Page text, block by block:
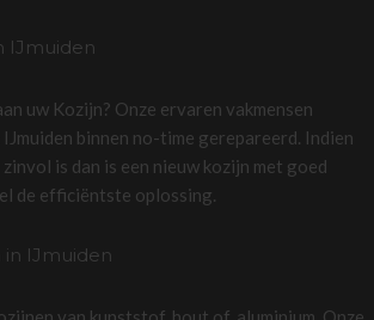
IJmuiden
uw Kozijn? Onze ervaren vakmensen
binnen no-time gerepareerd. Indien
is dan is een nieuw kozijn met goed
de efficiëntste oplossing.
in IJmuiden